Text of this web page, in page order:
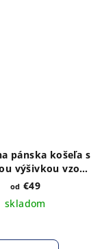
pánska košeľa s
výšivkou vzor
golier a manžety
od €49
skladom